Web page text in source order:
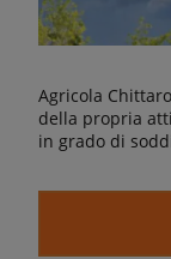
Agricola
della propria
in grado di